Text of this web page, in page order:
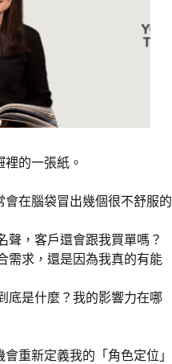
的一張紙。
在腦袋冒出幾個很不舒服的
，客戶還會跟我買單嗎？
需求，還是因為我真的有能
底是什麼？我的影響力在哪
重新定義我的「角色定位」